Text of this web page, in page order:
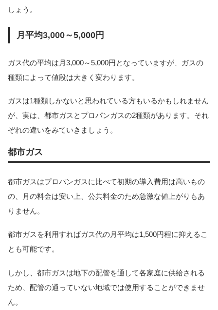
しょう。
月平均3,000～5,000円
ガス代の平均は月3,000～5,000円となっていますが、ガスの
種類によって値段は大きく変わります。
ガスは1種類しかないと思われている方もいるかもしれません
が、実は、都市ガスとプロパンガスの2種類があります。それ
ぞれの違いをみていきましょう。
都市ガス
都市ガスはプロパンガスに比べて初期の導入費用は高いもの
の、月の料金は安い上、公共料金のため急激な値上がりもあ
りません。
都市ガスを利用すればガス代の月平均は1,500円程に抑えるこ
とも可能です。
しかし、都市ガスは地下の配管を通して各家庭に供給される
ため、配管の通っていない地域では使用することができませ
ん。